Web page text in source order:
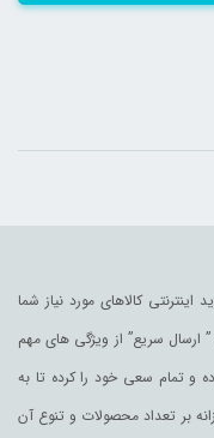
اینترنتی کالاهای مورد نیاز شما
ارسال سریع” از ویژگی های مهم
و تمام سعی خود را کرده تا به
بر تعداد محصولات و تنوع آن